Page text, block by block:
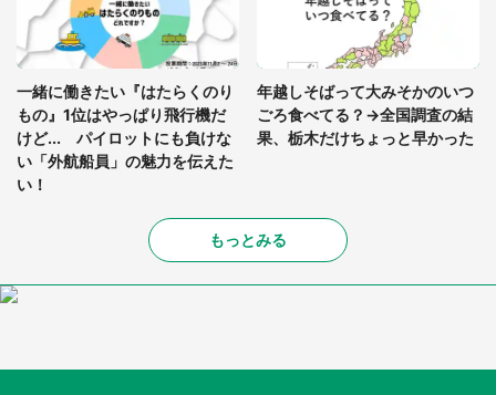
一緒に働きたい『はたらくのり
もの』1位はやっぱり飛行機だ
けど... パイロットにも負けな
い「外航船員」の魅力を伝えた
い！
年越しそばって大みそかのいつ
ごろ食べてる？→全国調査の結
果、栃木だけちょっと早かった
もっとみる